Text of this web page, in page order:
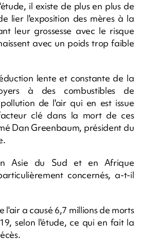
il existe de plus en plus de
lier l'exposition des mères à la
leur grossesse avec le risque
avec un poids trop faible
lente et constante de la
à des combustibles de
de l'air qui en est issue
clé dans la mort de ces
Dan Greenbaum, président du
Asie du Sud et en Afrique
concernés, a-t-il
l'air a causé 6,7 millions de morts
selon l'étude, ce qui en fait la